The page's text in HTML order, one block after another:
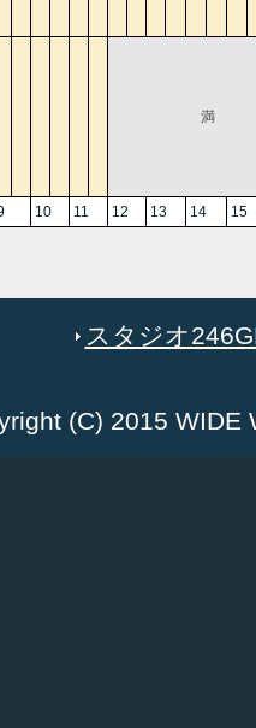
満
10 11 12 13 14 15
スタジオ
(C) 2015 WIDE